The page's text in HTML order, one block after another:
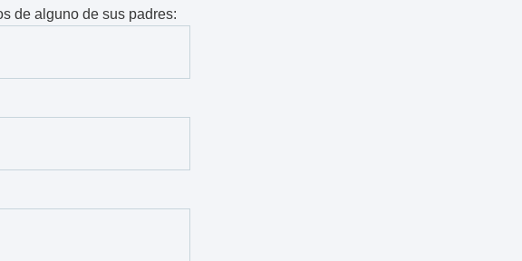
de alguno de sus padres: